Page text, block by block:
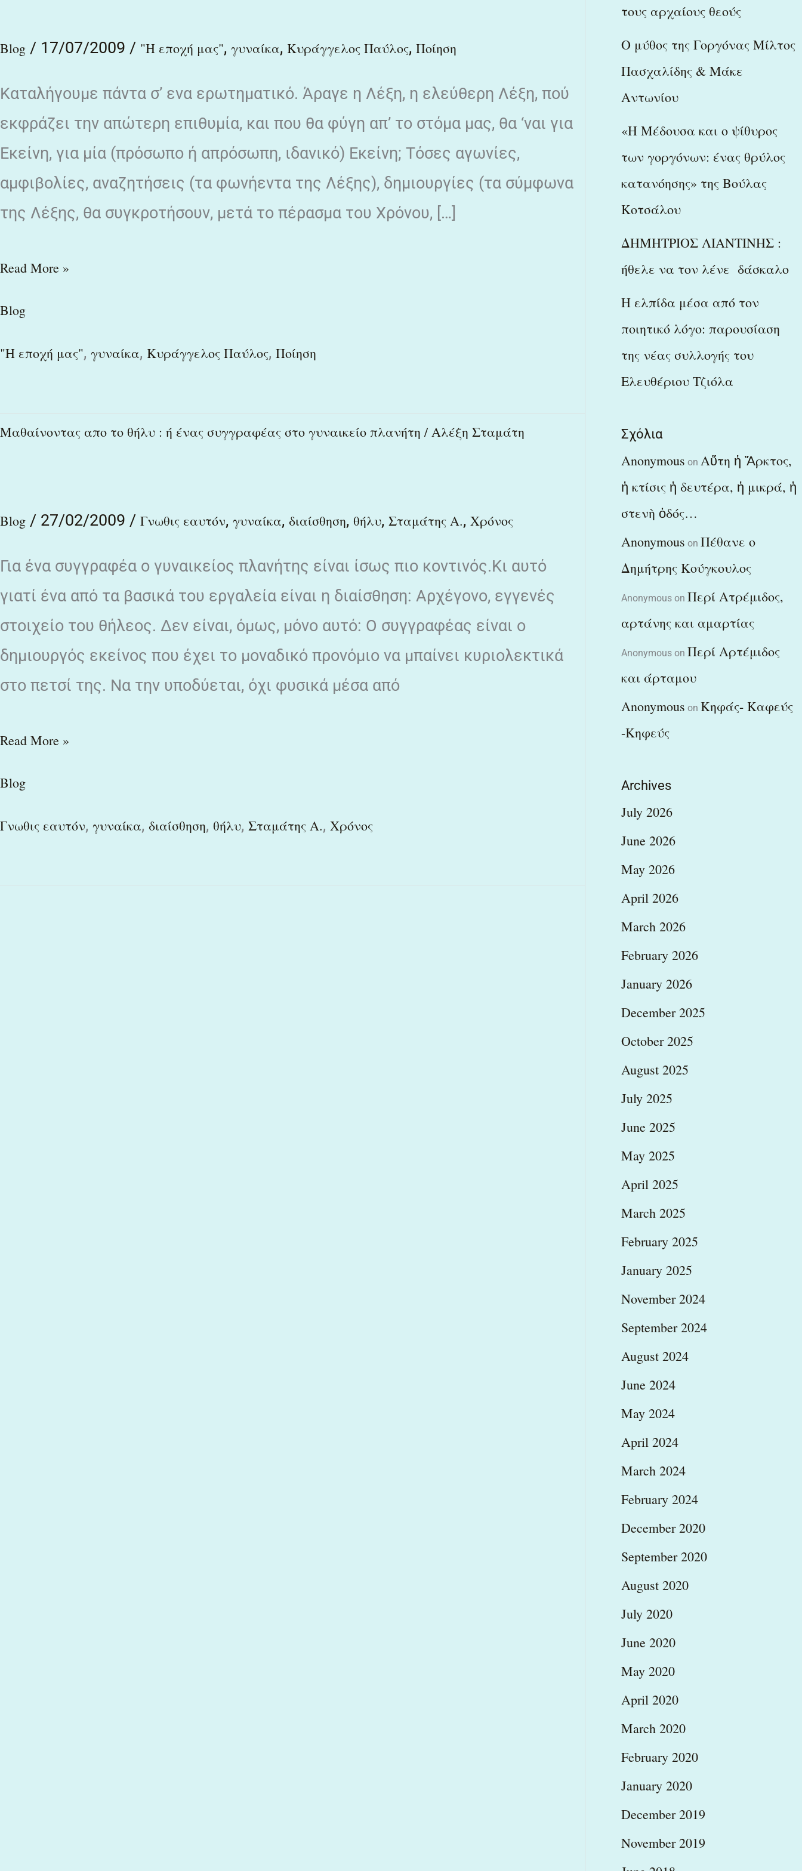
Blog / 17/07/2009 / "Η εποχή μας", γυναίκα, Κυράγγελος Παύλος, Ποίηση
Καταλήγουμε πάντα σ’ ενα ερωτηματικό. Άραγε η Λέξη, η ελεύθερη Λέξη, πού
εκφράζει την απώτερη επιθυμία, και που θα φύγη απ’ το στόμα μας, θα ‘ναι για
Εκείνη, για μία (πρόσωπο ή απρόσωπη, ιδανικό) Εκείνη; Τόσες αγωνίες,
αμφιβολίες, αναζητήσεις (τα φωνήεντα της Λέξης), δημιουργίες (τα σύμφωνα
της Λέξης, θα συγκροτήσουν, μετά το πέρασμα του Χρόνου, […]
/
Κυράγγελου
Read More »
Blog
"Η εποχή μας", γυναίκα, Κυράγγελος Παύλος, Ποίηση
Μαθαίνοντας απο το θήλυ : ή ένας συγγραφέας στο γυναικείο πλανήτη / Αλέξη Σταμάτη
Blog / 27/02/2009 / Γνωθις εαυτόν, γυναίκα, διαίσθηση, θήλυ, Σταμάτης Α., Χρόνος
Για ένα συγγραφέα ο γυναικείος πλανήτης είναι ίσως πιο κοντινός.Κι αυτό
γιατί ένα από τα βασικά του εργαλεία είναι η διαίσθηση: Αρχέγονο, εγγενές
στοιχείο του θήλεος. Δεν είναι, όμως, μόνο αυτό: Ο συγγραφέας είναι ο
δημιουργός εκείνος που έχει το μοναδικό προνόμιο να μπαίνει κυριολεκτικά
στο πετσί της. Να την υποδύεται, όχι φυσικά μέσα από
Μαθαίνοντας
:
ένας
συγγραφέας
γυναικείο
πλανήτη
/
Σταμάτη
Read More »
Blog
Γνωθις εαυτόν, γυναίκα, διαίσθηση, θήλυ, Σταμάτης Α., Χρόνος
τους αρχαίους θεούς
Ο μύθος της Γοργόνας Μίλτος
Πασχαλίδης & Μάκε
Αντωνίου
«Η Μέδουσα και ο ψίθυρος
των γοργόνων: ένας θρύλος
κατανόησης» της Βούλας
Κοτσάλου
ΔΗΜΗΤΡΙΟΣ ΛΙΑΝΤΙΝΗΣ :
ήθελε να τον λένε δάσκαλο
Η ελπίδα μέσα από τον
ποιητικό λόγο: παρουσίαση
της νέας συλλογής του
Ελευθέριου Τζιόλα
Σχόλια
Anonymous on Αὕτη ἡ Ἄρκτος,
ἡ κτίσις ἡ δευτέρα, ἡ μικρά, ἡ
στενὴ ὁδός…
Anonymous on Πέθανε ο
Δημήτρης Κούγκουλος
Anonymous on Περί Ατρέμιδος,
αρτάνης και αμαρτίας
Anonymous on Περί Αρτέμιδος
και άρταμου
Anonymous on Κηφάς- Καφεύς
-Κηφεύς
Archives
July 2026
June 2026
May 2026
April 2026
March 2026
February 2026
January 2026
December 2025
October 2025
August 2025
July 2025
June 2025
May 2025
April 2025
March 2025
February 2025
January 2025
November 2024
September 2024
August 2024
June 2024
May 2024
April 2024
March 2024
February 2024
December 2020
September 2020
August 2020
July 2020
June 2020
May 2020
April 2020
March 2020
February 2020
January 2020
December 2019
November 2019